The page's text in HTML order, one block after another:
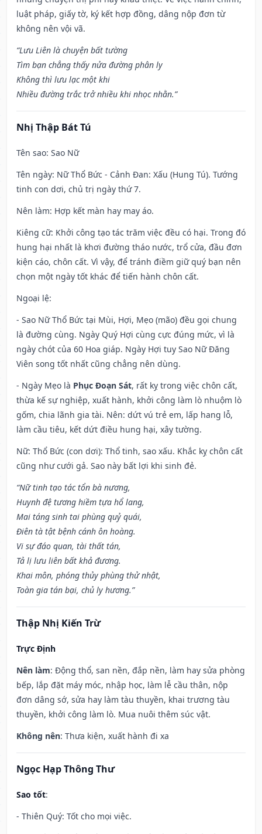
luật pháp, giấy tờ, ký kết hợp đồng, dâng nộp đơn từ
không nên vội vã.
“Lưu Liên là chuyện bất tường
Tìm bạn chẳng thấy nửa đường phân ly
Không thì lưu lạc một khi
Nhiều đường trắc trở nhiều khi nhọc nhằn.”
Nhị Thập Bát Tú
Tên sao: Sao Nữ
Tên ngày: Nữ Thổ Bức - Cảnh Đan: Xấu (Hung Tú). Tướng
tinh con dơi, chủ trị ngày thứ 7.
Nên làm: Hợp kết màn hay may áo.
Kiêng cữ: Khởi công tạo tác trăm việc đều có hại. Trong đó
hung hại nhất là khơi đường tháo nước, trổ cửa, đầu đơn
kiện cáo, chôn cất. Vì vậy, để tránh điềm giữ quý bạn nên
chọn một ngày tốt khác để tiến hành chôn cất.
Ngoại lệ:
- Sao Nữ Thổ Bức tại Mùi, Hợi, Mẹo (mão) đều gọi chung
là đường cùng. Ngày Quý Hợi cùng cực đúng mức, vì là
ngày chót của 60 Hoa giáp. Ngày Hợi tuy Sao Nữ Đăng
Viên song tốt nhất cũng chẳng nên dùng.
- Ngày Mẹo là Phục Đoạn Sát, rất kỵ trong việc chôn cất,
thừa kế sự nghiệp, xuất hành, khởi công làm lò nhuộm lò
gốm, chia lãnh gia tài. Nên: dứt vú trẻ em, lấp hang lỗ,
làm cầu tiêu, kết dứt điều hung hại, xây tường.
Nữ: Thổ Bức (con dơi): Thổ tinh, sao xấu. Khắc kỵ chôn cất
cũng như cưới gả. Sao này bất lợi khi sinh đẻ.
“Nữ tinh tạo tác tổn bà nương,
Huynh đệ tương hiềm tựa hổ lang,
Mai táng sinh tai phùng quỷ quái,
Điên tà tật bệnh cánh ôn hoàng.
Vi sự đáo quan, tài thất tán,
Tả lị lưu liên bất khả đương.
Khai môn, phóng thủy phùng thử nhật,
Toàn gia tán bại, chủ ly hương.”
Thập Nhị Kiến Trừ
Trực Định
Nên làm: Động thổ, san nền, đắp nền, làm hay sửa phòng
bếp, lắp đặt máy móc, nhập học, làm lễ cầu thân, nộp
đơn dâng sớ, sửa hay làm tàu thuyền, khai trương tàu
thuyền, khởi công làm lò. Mua nuôi thêm súc vật.
Không nên: Thưa kiện, xuất hành đi xa
Ngọc Hạp Thông Thư
Sao tốt:
- Thiên Quý: Tốt cho mọi việc.